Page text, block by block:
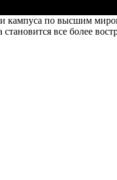
кампуса по высшим
все более